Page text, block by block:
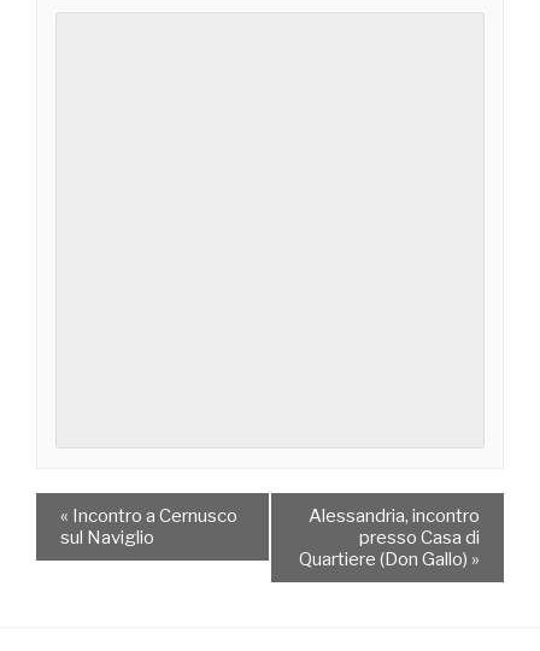
« Incontro a Cernusco
sul Naviglio
Alessandria, incontro
presso Casa di
Quartiere (Don Gallo) »